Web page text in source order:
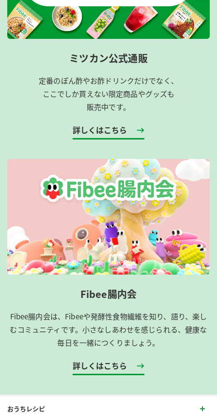
ミツカン公式通販
定番のぽん酢やお酢ドリンクだけでなく、
ここでしか買えない限定商品やグッズも
販売中です。
詳しくはこちら
Fibee腸内会
Fibee腸内会は、​Fibeeや発酵性食物繊維を知り、語り、楽し
むコミュニティです。​小さなしあわせを感じられる、健康な
毎日を一緒につくりましょう。
詳しくはこちら
おうちレシピ